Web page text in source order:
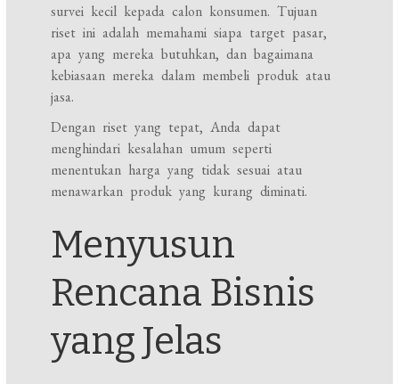
survei kecil kepada calon konsumen. Tujuan
riset ini adalah memahami siapa target pasar,
apa yang mereka butuhkan, dan bagaimana
kebiasaan mereka dalam membeli produk atau
jasa.
Dengan riset yang tepat, Anda dapat
menghindari kesalahan umum seperti
menentukan harga yang tidak sesuai atau
menawarkan produk yang kurang diminati.
Menyusun
Rencana Bisnis
yang Jelas